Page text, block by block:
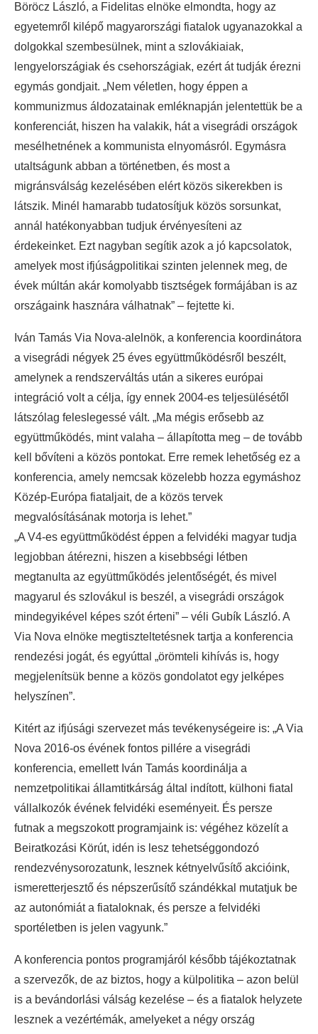
Böröcz László, a Fidelitas elnöke elmondta, hogy az
egyetemről kilépő magyarországi fiatalok ugyanazokkal a
dolgokkal szembesülnek, mint a szlovákiaiak,
lengyelországiak és csehországiak, ezért át tudják érezni
egymás gondjait. „Nem véletlen, hogy éppen a
kommunizmus áldozatainak emléknapján jelentettük be a
konferenciát, hiszen ha valakik, hát a visegrádi országok
mesélhetnének a kommunista elnyomásról. Egymásra
utaltságunk abban a történetben, és most a
migránsválság kezelésében elért közös sikerekben is
látszik. Minél hamarabb tudatosítjuk közös sorsunkat,
annál hatékonyabban tudjuk érvényesíteni az
érdekeinket. Ezt nagyban segítik azok a jó kapcsolatok,
amelyek most ifjúságpolitikai szinten jelennek meg, de
évek múltán akár komolyabb tisztségek formájában is az
országaink hasznára válhatnak” – fejtette ki.
Iván Tamás Via Nova-alelnök, a konferencia koordinátora
a visegrádi négyek 25 éves együttműködésről beszélt,
amelynek a rendszerváltás után a sikeres európai
integráció volt a célja, így ennek 2004-es teljesülésétől
látszólag feleslegessé vált. „Ma mégis erősebb az
együttműködés, mint valaha – állapította meg – de tovább
kell bővíteni a közös pontokat. Erre remek lehetőség ez a
konferencia, amely nemcsak közelebb hozza egymáshoz
Közép-Európa fiataljait, de a közös tervek
megvalósításának motorja is lehet.”
„A V4-es együttműködést éppen a felvidéki magyar tudja
legjobban átérezni, hiszen a kisebbségi létben
megtanulta az együttműködés jelentőségét, és mivel
magyarul és szlovákul is beszél, a visegrádi országok
mindegyikével képes szót érteni” – véli Gubík László. A
Via Nova elnöke megtiszteltetésnek tartja a konferencia
rendezési jogát, és egyúttal „örömteli kihívás is, hogy
megjelenítsük benne a közös gondolatot egy jelképes
helyszínen”.
Kitért az ifjúsági szervezet más tevékenységeire is: „A Via
Nova 2016-os évének fontos pillére a visegrádi
konferencia, emellett Iván Tamás koordinálja a
nemzetpolitikai államtitkárság által indított, külhoni fiatal
vállalkozók évének felvidéki eseményeit. És persze
futnak a megszokott programjaink is: végéhez közelít a
Beiratkozási Körút, idén is lesz tehetséggondozó
rendezvénysorozatunk, lesznek kétnyelvűsítő akcióink,
ismeretterjesztő és népszerűsítő szándékkal mutatjuk be
az autonómiát a fiataloknak, és persze a felvidéki
sportéletben is jelen vagyunk.”
A konferencia pontos programjáról később tájékoztatnak
a szervezők, de az biztos, hogy a külpolitika – azon belül
is a bevándorlási válság kezelése – és a fiatalok helyzete
lesznek a vezértémák, amelyeket a négy ország